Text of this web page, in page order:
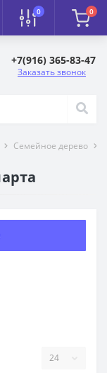
0 0
+7(916) 365-83-47
Заказать звонок
Семейное дерево